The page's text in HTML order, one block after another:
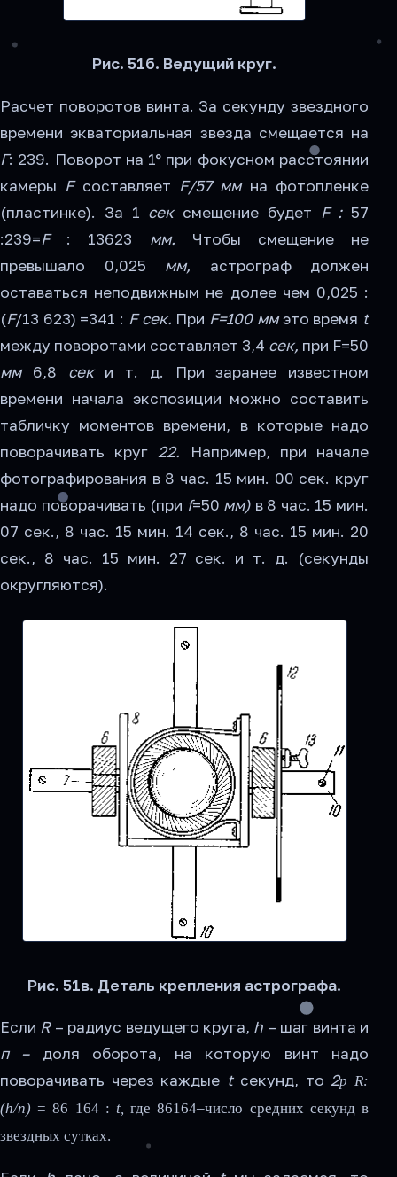
Рис. 51б. Ведущий круг.
Расчет поворотов винта. За секунду звездного
времени экваториальная звезда смещается на
Г: 239. Поворот на 1° при фокусном расстоянии
камеры Fсоставляет F/57 ммна фотопленке
(пластинке). За 1 сексмещение будет F :57
:239=F : 13623 мм. Чтобы смещение не
превышало 0,025 мм, астрограф должен
оставаться неподвижным не долее чем 0,025 :
(F/13 623) =341 : F сек. При F=100 ммэто время t
между поворотами составляет 3,4 сек, при F=50
мм6,8 секи т. д. При заранее известном
времени начала экспозиции можно составить
табличку моментов времени, в которые надо
поворачивать круг 22. Например, при начале
фотографирования в 8 час. 15 мин. 00 сек. круг
надо поворачивать (при f=50 мм) в 8 час. 15 мин.
07 сек., 8 час. 15 мин. 14 сек., 8 час. 15 мин. 20
сек., 8 час. 15 мин. 27 сек. и т. д. (секунды
округляются).
Рис. 51в. Деталь крепления астрографа.
Если R– радиус ведущего круга, h – шаг винта и
п – доля оборота, на которую винт надо
поворачивать через каждые tсекунд, то 2pR:
(h/n) = 86 164 : t, где 86164–число средних секунд в
звездных сутках.